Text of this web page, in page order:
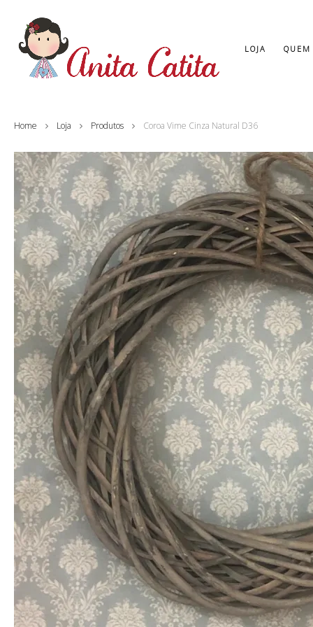
LOJA QUEM
Home Loja Produtos Coroa Vime Cinza Natural D36